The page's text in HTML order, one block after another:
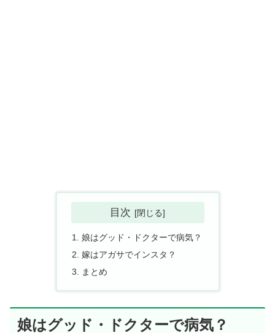
目次
娘はグッド・ドクターで病気？
嫁はアガサでインスタ？
まとめ
娘はグッド・ドクターで病気？